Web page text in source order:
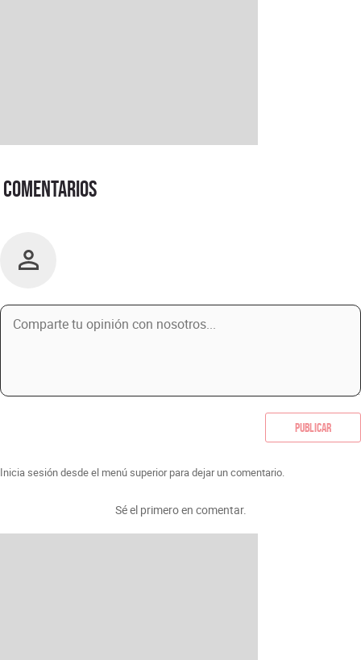
Comentarios
Publicar
Inicia sesión desde el menú superior para dejar un comentario.
Sé el primero en comentar.